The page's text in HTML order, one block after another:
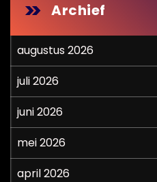
Archief
augustus 2026
juli 2026
juni 2026
mei 2026
april 2026